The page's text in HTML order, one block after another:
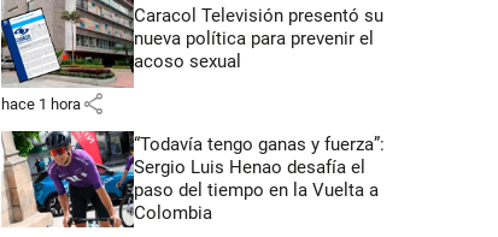
Caracol Televisión presentó su
nueva política para prevenir el
acoso sexual
hace 1 hora share
“Todavía tengo ganas y fuerza”:
Sergio Luis Henao desafía el
paso del tiempo en la Vuelta a
Colombia